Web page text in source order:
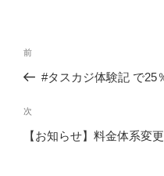
ビ
ゲ
前
の
稿
前
#タスカジ体験記 で25
次
の
次
【お知らせ】料金体系変